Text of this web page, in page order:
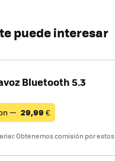
puede interesar
Bluetooth 5.3
— 29,99 €
Obtenemos comisión por estos